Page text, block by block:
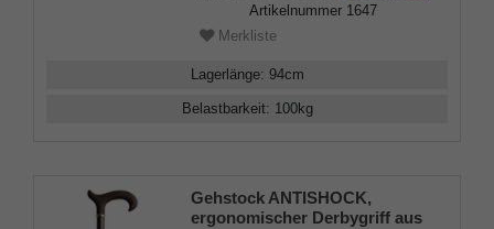
Artikelnummer 1647
Merkliste
Lagerlänge: 94cm
Belastbarkeit: 100kg
Gehstock ANTISHOCK,
ergonomischer Derbygriff aus